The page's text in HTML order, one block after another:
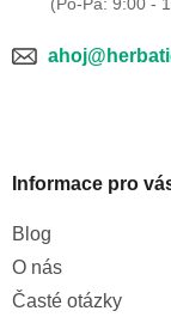
Informace pro
Blog
O nás
Časté otázky